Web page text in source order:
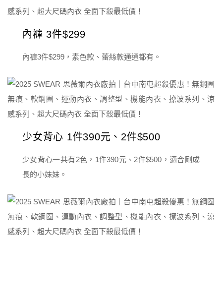
內褲 3件$299
內褲3件$299，素色款、蕾絲款通通都有。
少女背心 1件390元、2件$500
少女背心一共有2色，1件390元、2件$500，適合剛成
長的小妹妹。